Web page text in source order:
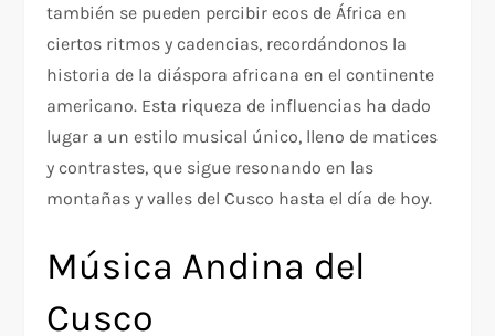
también se pueden percibir ecos de África en
ciertos ritmos y cadencias, recordándonos la
historia de la diáspora africana en el continente
americano. Esta riqueza de influencias ha dado
lugar a un estilo musical único, lleno de matices
y contrastes, que sigue resonando en las
montañas y valles del Cusco hasta el día de hoy.
Música Andina del
Cusco